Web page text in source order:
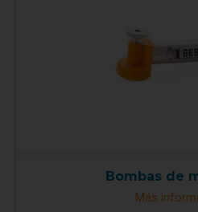
Bombas de
Más